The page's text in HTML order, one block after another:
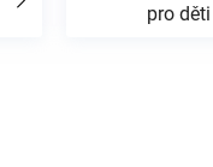
pro děti